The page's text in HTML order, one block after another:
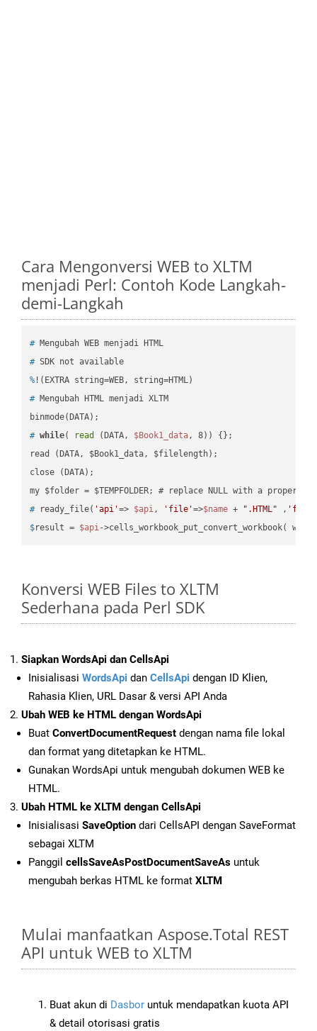
Cara Mengonversi WEB to XLTM
menjadi Perl: Contoh Kode Langkah-
demi-Langkah
# Mengubah WEB menjadi HTML
# SDK not available
% !(EXTRA string=WEB, string=HTML)
# Mengubah HTML menjadi XLTM
# while( read (DATA, $Book1_data, 8)) {};
read (DATA, $Book1_data, $filelength);
close (DATA);
# ready_file( 'api'=> $api, 'file'=>$name + ".HTML" ,
$result = $api->cells_workbook_put_convert_workbook(
Konversi WEB Files to XLTM
Sederhana pada Perl SDK
Siapkan WordsApi dan CellsApi
Inisialisasi WordsApi dan CellsApi dengan ID Klien,
Rahasia Klien, URL Dasar & versi API Anda
Ubah WEB ke HTML dengan WordsApi
Buat ConvertDocumentRequest dengan nama file lokal
dan format yang ditetapkan ke HTML.
Gunakan WordsApi untuk mengubah dokumen WEB ke
HTML.
Ubah HTML ke XLTM dengan CellsApi
Inisialisasi SaveOption dari CellsAPI dengan SaveFormat
sebagai XLTM
Panggil cellsSaveAsPostDocumentSaveAs untuk
mengubah berkas HTML ke format XLTM
Mulai manfaatkan Aspose.Total REST
API untuk WEB to XLTM
Buat akun di Dasbor untuk mendapatkan kuota API
& detail otorisasi gratis